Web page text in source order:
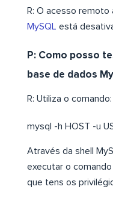
R: O acesso remoto
MySQL está
P: Como posso
base de dados
R: Utiliza o comando:
mysql -h HOST -u
Através da shell
executar o
que tens os